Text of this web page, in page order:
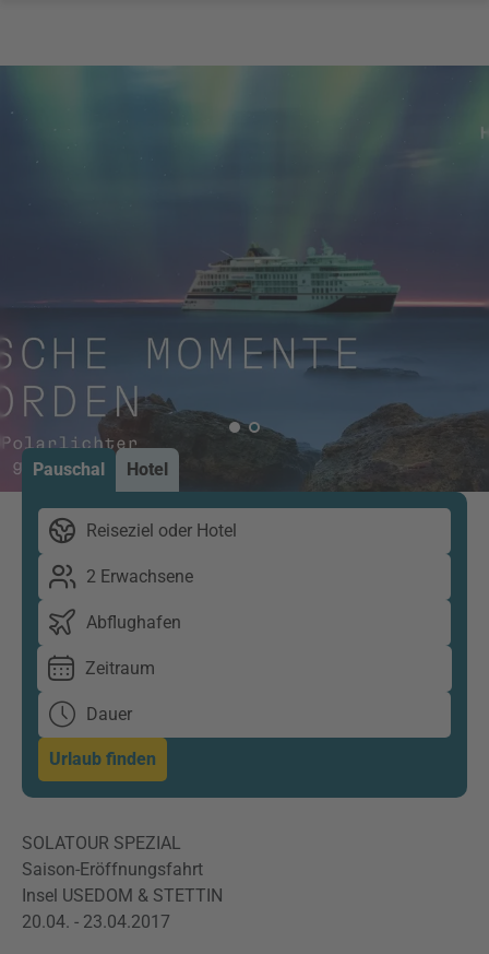
Pauschal Hotel
Reiseziel oder Hotel
2 Erwachsene
Abflughafen
Zeitraum
Dauer
Urlaub finden
SOLATOUR SPEZIAL
Saison-Eröffnungsfahrt
Insel USEDOM & STETTIN
20.04. - 23.04.2017